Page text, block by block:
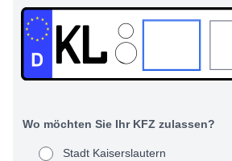
KL:
Wo möchten Sie Ihr KFZ zulassen?
Stadt Kaiserslautern